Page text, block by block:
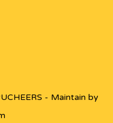
- Maintain by